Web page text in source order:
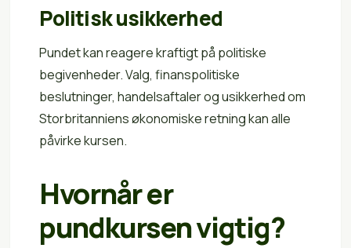
Politisk usikkerhed
Pundet kan reagere kraftigt på politiske
begivenheder. Valg, finanspolitiske
beslutninger, handelsaftaler og usikkerhed om
Storbritanniens økonomiske retning kan alle
påvirke kursen.
Hvornår er
pundkursen vigtig?